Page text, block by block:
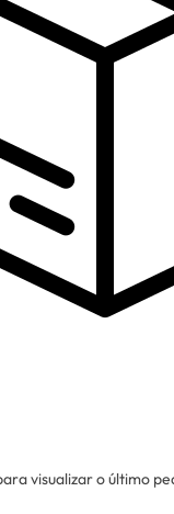
visualizar o último